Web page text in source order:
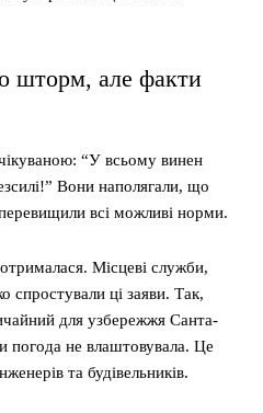
шторм, але факти
“У всьому винен
Вони наполягали, що
всі можливі норми.
Місцеві служби,
спростували ці заяви. Так,
для узбережжя Санта-
погода не влаштовувала. Це
та будівельників.